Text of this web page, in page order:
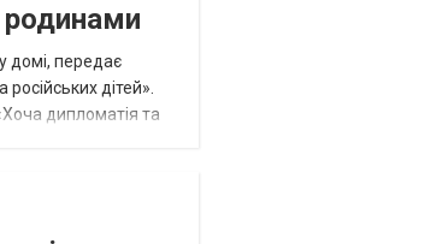
родинами
домі, передає
дітей».
дипломатія та